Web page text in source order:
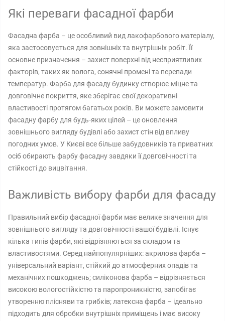
Які переваги фасадної фарби
Фасадна фарба – це особливий вид лакофарбового матеріалу,
яка застосовується для зовнішніх та внутрішніх робіт. Її
основне призначення – захист поверхні від несприятливих
факторів, таких як волога, сонячні промені та перепади
температур. Фарба для фасаду будинку створює міцне та
довговічне покриття, яке зберігає свої декоративні
властивості протягом багатьох років. Ви можете замовити
фасадну фарбу для будь-яких цілей – це оновлення
зовнішнього вигляду будівлі або захист стін від впливу
погодних умов. У Києві все більше забудовників та приватних
осіб обирають фарбу фасадну завдяки її довговічності та
стійкості до вицвітання.
Важливість вибору фарби для фасаду
Правильний вибір фасадної фарби має велике значення для
зовнішнього вигляду та довговічності вашої будівлі. Існує
кілька типів фарби, які відрізняються за складом та
властивостями. Серед найпопулярніших: акрилова фарба –
універсальний варіант, стійкий до атмосферних опадів та
механічних пошкоджень; силіконова фарба – відрізняється
високою вологостійкістю та паропроникністю, запобігає
утворенню плісняви ​​та грибків; латексна фарба – ідеально
підходить для обробки внутрішніх приміщень і має високу